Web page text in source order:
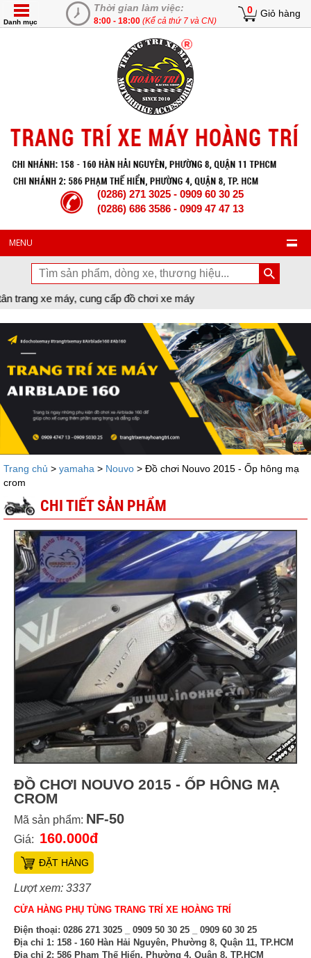
Thời gian làm việc:
8:00 - 18:00 (Kể cả thứ 7 và CN)
0 Giỏ hàng
Danh mục
(0286) 271 3025 - 0909 60 30 25
(0286) 686 3586 - 0909 47 47 13
MENU
cung cấp đồ chơi xe máy
Trang chủ > yamaha > Nouvo > Đồ chơi Nouvo 2015 - Ốp hông mạ
crom
CHI TIẾT SẢN PHẨM
ĐỒ CHƠI NOUVO 2015 - ỐP HÔNG MẠ
CROM
Mã sản phẩm: NF-50
Giá: 160.000đ
ĐẶT HÀNG
Lượt xem: 3337
CỬA HÀNG PHỤ TÙNG TRANG TRÍ XE HOÀNG TRÍ
Điện thoại: 0286 271 3025 _ 0909 50 30 25 _ 0909 60 30 25
Địa chỉ 1: 158 - 160 Hàn Hải Nguyên, Phường 8, Quận 11, TP.HCM
Địa chỉ 2: 586 Phạm Thế Hiển, Phường 4, Quận 8, TP.HCM